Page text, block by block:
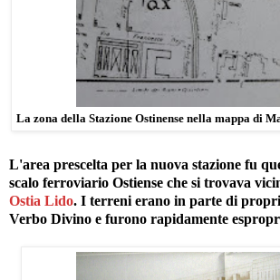
La zona della Stazione Ostinense nella mappa di
L'area prescelta per la nuova stazione fu
scalo ferroviario Ostiense che si trovava
Ostia Lido. I terreni erano in parte di
Verbo Divino e furono rapidamente